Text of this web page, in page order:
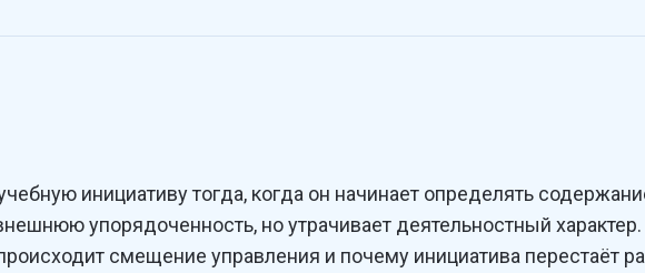
инициативу тогда, когда он начинает определять
упорядоченность, но утрачивает деятельностный
смещение управления и почему инициатива перестаёт